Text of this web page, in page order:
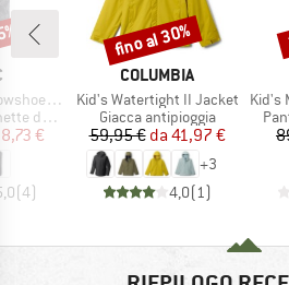
Bag
neve
ridotto
8,73 €
(4)
MARCHIO
COLUMBIA
Articolo
Kid's Watertight II Jacket
Gruppo di prodotti
Giacca antipioggia
Prezzo
59,95 € Prezzo ridotto
da 41,97 €
+3
4,0(1 )
Sconto
fino al 30%
Kid's